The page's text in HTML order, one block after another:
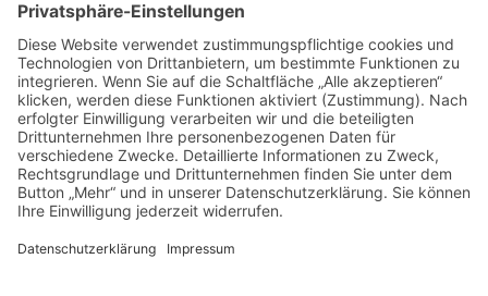
SOCIAL MEDIA
Besuchen Sie uns auch hier: